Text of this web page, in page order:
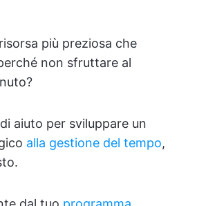
più preziosa che
non sfruttare al
aiuto per sviluppare un
alla gestione del tempo,